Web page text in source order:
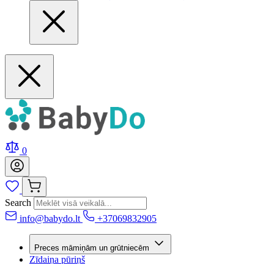
0
Search
info@babydo.lt
+37069832905
Preces māmiņām un grūtniecēm
Zīdaiņa pūriņš